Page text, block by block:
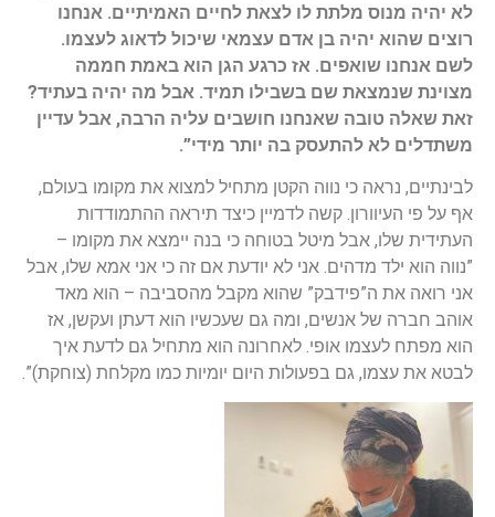
לא יהיה מנוס מלתת לו לצאת לחיים האמיתיים. אנחנו
רוצים שהוא יהיה בן אדם עצמאי שיכול לדאוג לעצמו.
לשם אנחנו שואפים. אז כרגע הגן הוא באמת חממה
מצוינת שנמצאת שם בשבילו תמיד. אבל מה יהיה בעתיד?
זאת שאלה טובה שאנחנו חושבים עליה הרבה, אבל עדיין
משתדלים לא להתעסק בה יותר מידי”.
לבינתיים, נראה כי נווה הקטן מתחיל למצוא את מקומו בעולם,
אף על פי העיוורון. קשה לדמיין כיצד תיראה ההתמודדות
העתידית שלו, אבל מיטל בטוחה כי בנה יימצא את מקומו –
”נווה הוא ילד מדהים. אני לא יודעת אם זה כי אני אמא שלו, אבל
אני רואה את ה”פידבק” שהוא מקבל מהסביבה – הוא מאד
אוהב חברה של אנשים, ומה גם שעכשיו הוא דעתן ועקשן, אז
הוא מפתח לעצמו אופי. לאחרונה הוא מתחיל גם לדעת איך
לבטא את עצמו, גם בפעולות היום יומיות כמו מקלחת (צוחקת)”.